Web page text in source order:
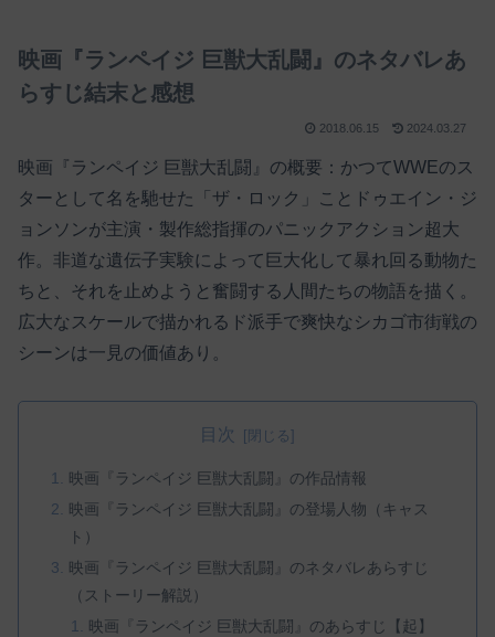
映画『ランペイジ 巨獣大乱闘』のネタバレあ
らすじ結末と感想
2018.06.15 2024.03.27
映画『ランペイジ 巨獣大乱闘』の概要：かつてWWEのス
ターとして名を馳せた「ザ・ロック」ことドゥエイン・ジ
ョンソンが主演・製作総指揮のパニックアクション超大
作。非道な遺伝子実験によって巨大化して暴れ回る動物た
ちと、それを止めようと奮闘する人間たちの物語を描く。
広大なスケールで描かれるド派手で爽快なシカゴ市街戦の
シーンは一見の価値あり。
目次
映画『ランペイジ 巨獣大乱闘』の作品情報
映画『ランペイジ 巨獣大乱闘』の登場人物（キャス
ト）
映画『ランペイジ 巨獣大乱闘』のネタバレあらすじ
（ストーリー解説）
映画『ランペイジ 巨獣大乱闘』のあらすじ【起】